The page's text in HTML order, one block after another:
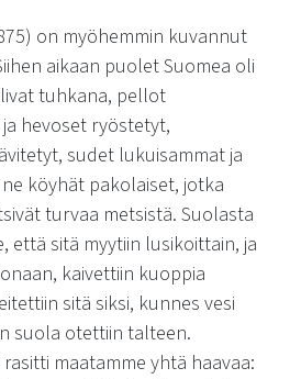
on myöhemmin kuvannut
aikaan puolet Suomea oli
tuhkana, pellot
hevoset ryöstetyt,
sudet lukuisammat ja
köyhät pakolaiset, jotka
turvaa metsistä. Suolasta
että sitä myytiin lusikoittain, ja
kaivettiin kuoppia
sitä siksi, kunnes vesi
suola otettiin talteen.
maatamme yhtä haavaa: